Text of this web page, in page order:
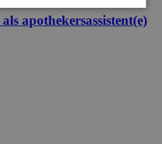
apothekersassistent(e)